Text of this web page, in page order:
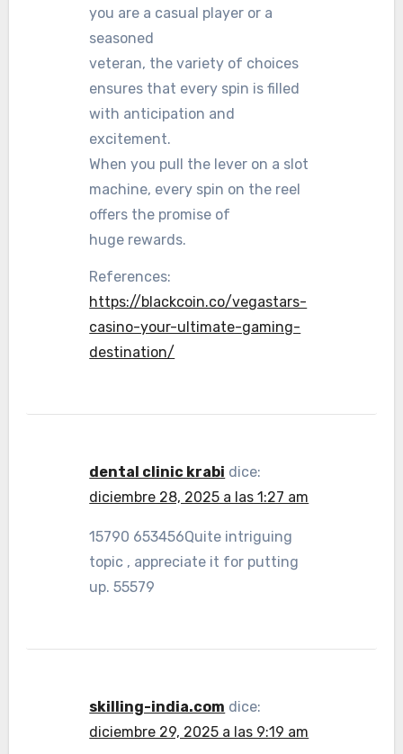
you are a casual player or a
seasoned
veteran, the variety of choices
ensures that every spin is filled
with anticipation and
excitement.
When you pull the lever on a slot
machine, every spin on the reel
offers the promise of
huge rewards.
References:
https://blackcoin.co/vegastars-
casino-your-ultimate-gaming-
destination/
dental clinic krabi dice:
diciembre 28, 2025 a las 1:27 am
15790 653456Quite intriguing
topic , appreciate it for putting
up. 55579
skilling-india.com dice:
diciembre 29, 2025 a las 9:19 am